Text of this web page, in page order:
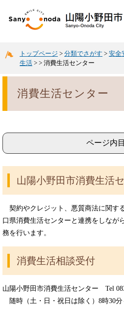
トップページ > 分類でさがす > 安全
生活 > > 消費生活センター
消費生活センター
ページ内
山陽小野田市消費生活
契約やクレジット、悪質商法に関す
口県消費生活センターと連携をしなが
務を行います。
消費生活相談受付
山陽小野田市消費生活センター Tel
随時（土・日・祝日は除く）8時30分